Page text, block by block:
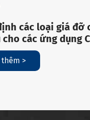
các loại giá đỡ
các ứng dụng
>